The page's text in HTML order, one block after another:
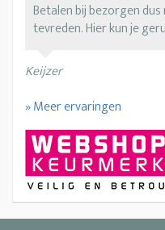
Betalen bij bezorgen
tevreden. Hier kun je
Keijzer
» Meer ervaringen